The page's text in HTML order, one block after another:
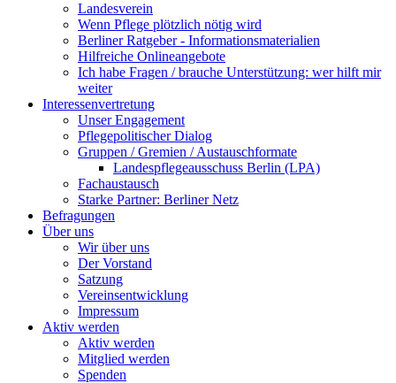
Landesverein
Wenn Pflege plötzlich nötig wird
Berliner Ratgeber - Informationsmaterialien
Hilfreiche Onlineangebote
Ich habe Fragen / brauche Unterstützung: wer hilft mir
weiter
Interessenvertretung
Unser Engagement
Pflegepolitischer Dialog
Gruppen / Gremien / Austauschformate
Landespflegeausschuss Berlin (LPA)
Fachaustausch
Starke Partner: Berliner Netz
Befragungen
Über uns
Wir über uns
Der Vorstand
Satzung
Vereinsentwicklung
Impressum
Aktiv werden
Aktiv werden
Mitglied werden
Spenden